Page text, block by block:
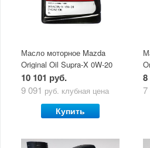
Масло моторное Mazda
Original Oil Supra-X 0W-20
(5 л)
10 101 руб.
9 091 руб. клубная цена
Купить
8
7